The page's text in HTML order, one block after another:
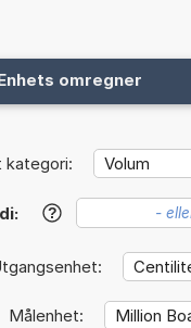
omregner
kategori:
?
Målenhet: